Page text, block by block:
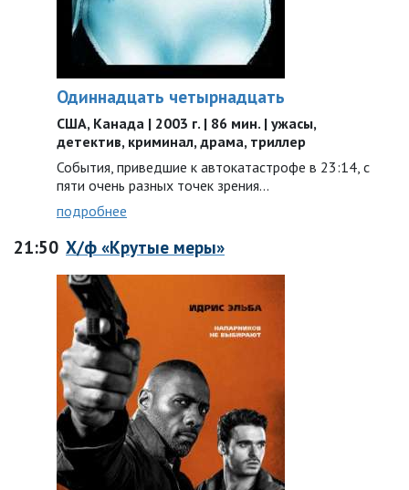
Одиннадцать четырнадцать
США, Канада | 2003 г. | 86 мин. | ужасы,
детектив, криминал, драма, триллер
События, приведшие к автокатастрофе в 23:14, с
пяти очень разных точек зрения…
подробнее
21:50 Х/ф «Крутые меры»